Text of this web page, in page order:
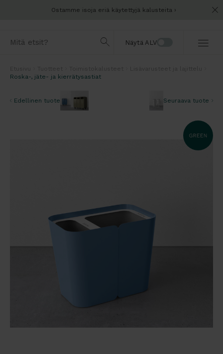
Ostamme isoja eriä käytettyjä kalusteita
Näytä ALV
Roska-, jäte- ja kierrätysastiat
Edellinen tuote Seuraava tuote